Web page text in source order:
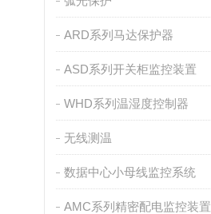
ARD系列马达保护器
ASD系列开关柜监控装置
WHD系列温湿度控制器
无线测温
数据中心小母线监控系统
AMC系列精密配电监控装置